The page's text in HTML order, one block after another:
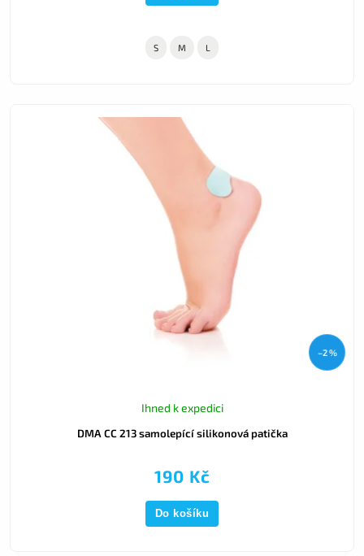
S M L
–2 %
DMA CC 213 samolepící silikonová patička
Ihned k expedici
190 Kč
Do košíku